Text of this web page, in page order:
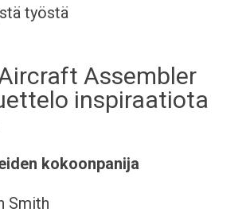
työstä
Assembler
inspiraatiota
kokoonpanija
Smith